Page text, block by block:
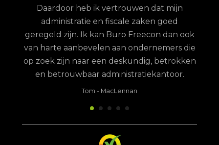
Daardoor heb ik vertrouwen dat mijn
administratie en fiscale zaken goed
geregeld zijn. Ik kan Buro Freecon dan ook
van harte aanbevelen aan ondernemers die
op zoek zijn naar een deskundig, betrokken
en betrouwbaar administratiekantoor.
Tom - MacLennan